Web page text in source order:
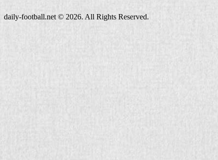
daily-football.net © 2026. All Rights Reserved.